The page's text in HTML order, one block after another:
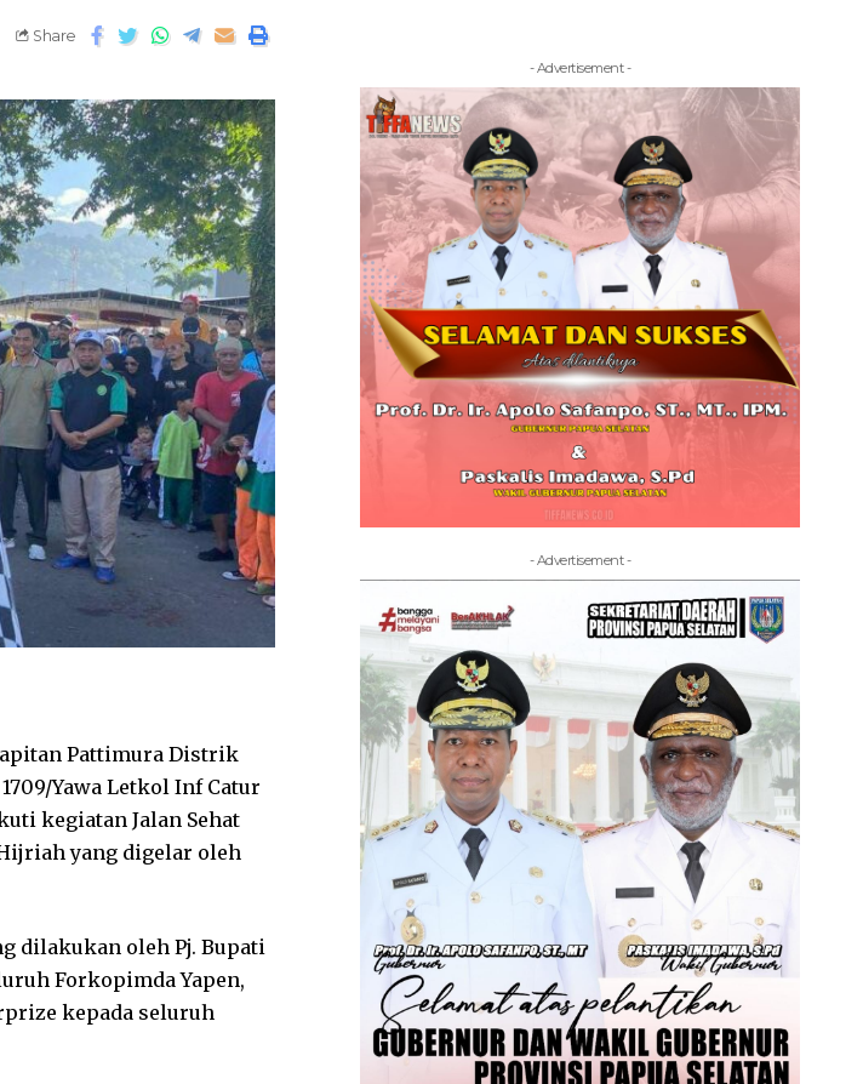
Share
Pattimura Distrik
Yawa Letkol Inf Catur
kegiatan Jalan Sehat
yang digelar oleh
dilakukan oleh Pj. Bupati
Forkopimda Yapen,
kepada seluruh
- Advertisement -
- Advertisement -